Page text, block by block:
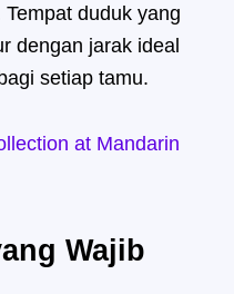
duduk yang
dengan jarak ideal
setiap tamu.
at Mandarin
Wajib